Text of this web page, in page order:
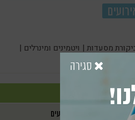
מסעדות | ויטמינים ומינרלים |
אירועים
סגירה